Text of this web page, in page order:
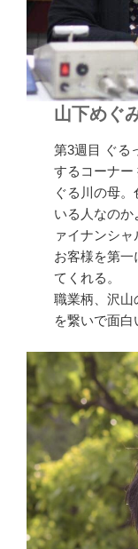
山下めぐ
第3週目 ぐる
するコーナー
ぐる川の母
いる人なのか
ァイナンシャ
お客様を第
てくれる。
職業柄、沢山
を繋いで面白